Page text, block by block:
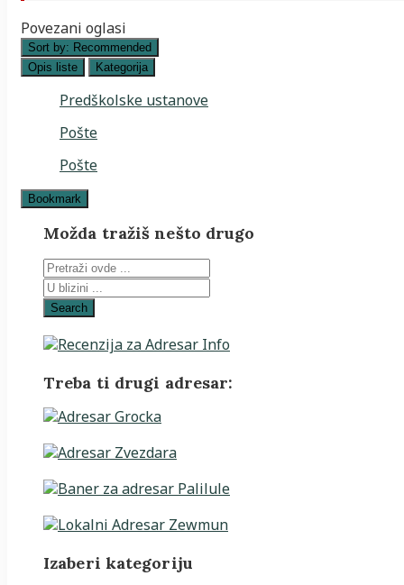
Povezani oglasi
Sort by: Recommended
Opis liste
Kategorija
Predškolske ustanove
Pošte
Pošte
Bookmark
Možda tražiš nešto drugo
Search
Treba ti drugi adresar:
Izaberi kategoriju